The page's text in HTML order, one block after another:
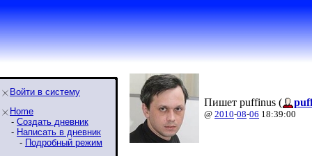
Войти в систему
Home
- Создать дневник
- Написать в дневник
- Подробный режим
Пишет puffinus (
@ 2010-08-06 18:39:00